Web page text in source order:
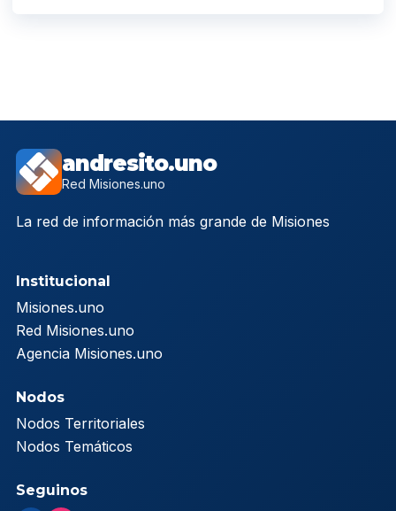
andresito.uno
Red Misiones.uno
La red de información más grande de Misiones
Institucional
Misiones.uno
Red Misiones.uno
Agencia Misiones.uno
Nodos
Nodos Territoriales
Nodos Temáticos
Seguinos